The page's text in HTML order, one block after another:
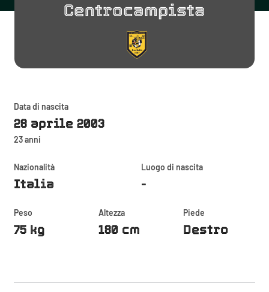
Centrocampista
Data di nascita
28 aprile 2003
23 anni
Nazionalità
Italia
Luogo di nascita
-
Peso
75 kg
Altezza
180 cm
Piede
Destro